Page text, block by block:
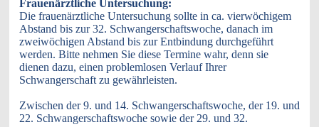
Frauenärztliche Untersuchung:
Die frauenärztliche Untersuchung sollte in ca. vierwöchigem
Abstand bis zur 32. Schwangerschaftswoche, danach im
zweiwöchigen Abstand bis zur Entbindung durchgeführt
werden. Bitte nehmen Sie diese Termine wahr, denn sie
dienen dazu, einen problemlosen Verlauf Ihrer
Schwangerschaft zu gewährleisten.
Zwischen der 9. und 14. Schwangerschaftswoche, der 19. und
22. Schwangerschaftswoche sowie der 29. und 32.